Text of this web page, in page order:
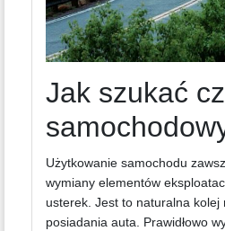
Jak szukać
Użytkowanie samochodu
wymiany elementów
usterek. Jest to naturalna kolej
posiadania auta. Prawidłowo